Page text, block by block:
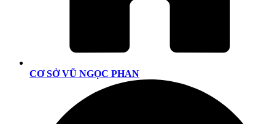
CƠ SỞ VŨ NGỌC PHAN